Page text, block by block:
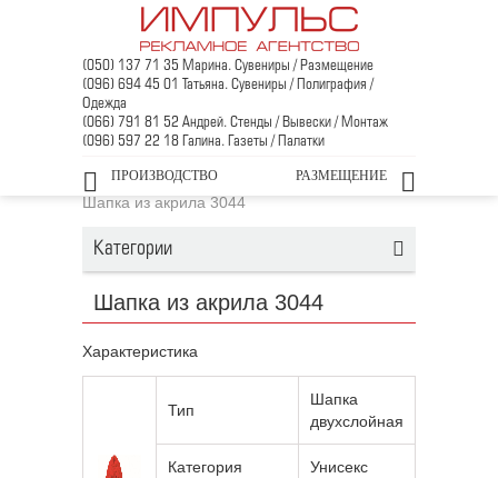
(050) 137 71 35 Марина. Сувениры / Размещение
(096) 694 45 01 Татьяна. Сувениры / Полиграфия /
Одежда
(066) 791 81 52 Андрей. Стенды / Вывески / Монтаж
(096) 597 22 18 Галина. Газеты / Палатки
ПРОИЗВОДСТВО РАЗМЕЩЕНИЕ
Главная / Промо-одежда
Головные уборы и шарфы
/
Шапка из акрила 3044
Категории
Шапка из акрила 3044
Характеристика
Тип
Шапка
двухслойная
Категория Унисекс